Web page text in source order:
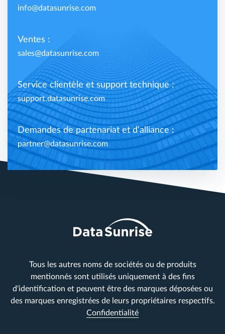
info@datasunrise.com
Ventes :
sales@datasunrise.com
Service clientèle et support technique :
support.datasunrise.com
Demandes de partenariat et d'alliance :
partner@datasunrise.com
Tous les autres noms de sociétés ou de produits
mentionnés sont utilisés uniquement à des fins
d'identification et peuvent être des marques déposées ou
des marques enregistrées de leurs propriétaires respectifs.
Confidentialité